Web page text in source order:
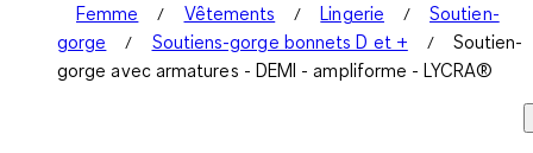
Femme Vêtements Lingerie
Soutien-
gorge
Soutiens-gorge bonnets D et +
Soutien-
gorge avec armatures - DEMI - ampliforme - LYCRA®